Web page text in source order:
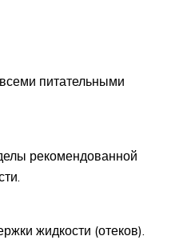
питательными
рекомендованной
жидкости (отеков).